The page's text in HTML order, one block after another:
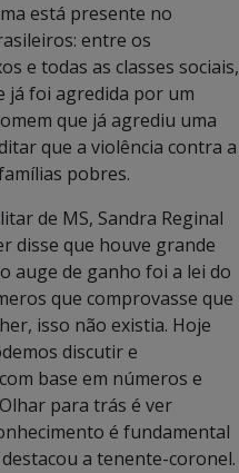
está presente no
entre os
e todas as classes sociais,
já foi agredida por um
que já agrediu uma
que a violência contra a
pobres.
de MS, Sandra Reginal
disse que houve grande
auge de ganho foi a lei do
que comprovasse que
isso não existia. Hoje
discutir e
base em números e
para trás é ver
é fundamental
a tenente-coronel.